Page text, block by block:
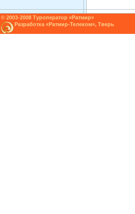
© 2003-2008 Туроператор «Ратмир»
Разработка «Ратмир-Телеком», Тверь